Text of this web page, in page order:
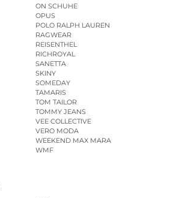
ON SCHUHE
OPUS
POLO RALPH LAUREN
RAGWEAR
REISENTHEL
RICHROYAL
SANETTA
SKINY
SOMEDAY
TAMARIS
TOM TAILOR
TOMMY JEANS
VEE COLLECTIVE
VERO MODA
WEEKEND MAX MARA
WMF